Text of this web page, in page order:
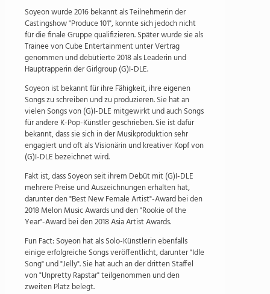
Soyeon wurde 2016 bekannt als Teilnehmerin der
Castingshow "Produce 101", konnte sich jedoch nicht
für die finale Gruppe qualifizieren. Später wurde sie als
Trainee von Cube Entertainment unter Vertrag
genommen und debütierte 2018 als Leaderin und
Hauptrapperin der Girlgroup (G)I-DLE.
Soyeon ist bekannt für ihre Fähigkeit, ihre eigenen
Songs zu schreiben und zu produzieren. Sie hat an
vielen Songs von (G)I-DLE mitgewirkt und auch Songs
für andere K-Pop-Künstler geschrieben. Sie ist dafür
bekannt, dass sie sich in der Musikproduktion sehr
engagiert und oft als Visionärin und kreativer Kopf von
(G)I-DLE bezeichnet wird.
Fakt ist, dass Soyeon seit ihrem Debüt mit (G)I-DLE
mehrere Preise und Auszeichnungen erhalten hat,
darunter den "Best New Female Artist"-Award bei den
2018 Melon Music Awards und den "Rookie of the
Year"-Award bei den 2018 Asia Artist Awards.
Fun Fact: Soyeon hat als Solo-Künstlerin ebenfalls
einige erfolgreiche Songs veröffentlicht, darunter "Idle
Song" und "Jelly". Sie hat auch an der dritten Staffel
von "Unpretty Rapstar" teilgenommen und den
zweiten Platz belegt.